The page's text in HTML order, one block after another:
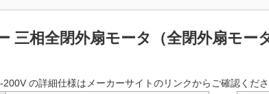
三相全閉外扇モータ（全閉外扇モー
200V の詳細仕様はメーカーサイトのリンクからご確認くださ